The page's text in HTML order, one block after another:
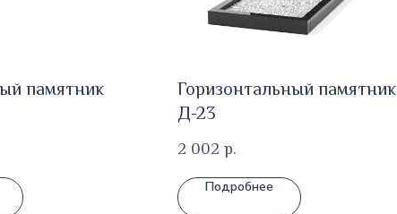
памятник
Горизонтальный памятник
Д-23
2 002 р.
Подробнее